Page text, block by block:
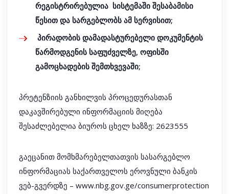
რეგისტრირებულია სისტემაში შესაბამისი
წესით და სარგებლობს ამ სერვისით;
პირადობის დამადასტურებელი დოკუმენტის
წარმოდგენის საფუძველზე, ოფისში
გამოცხადების შემთხვევაში;
პრეტენზიის განხილვის პროცედურასთან
დაკავშირებული ინფორმაციის მიღება
შესაძლებელია ბიუროს ცხელ ხაზზე: 2623555
გაეცანით მომხმარებელთათვის სასარგებლო
ინფორმაციას საქართველოს ეროვნული ბანკის
ვებ-გვერდზე – www.nbg.gov.ge/consumerprotection